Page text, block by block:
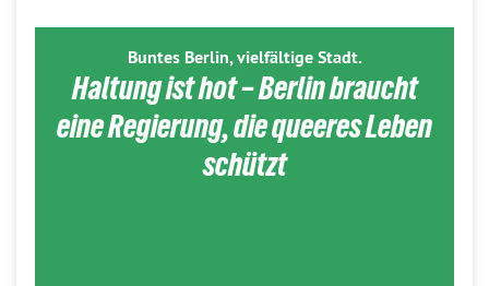
Buntes Berlin, vielfältige Stadt.
Haltung ist hot – Berlin braucht
eine Regierung, die queeres Leben
schützt